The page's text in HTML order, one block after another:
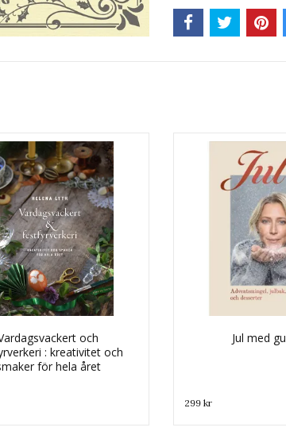
och
: kreativitet och
för hela året
Jul med
299 kr